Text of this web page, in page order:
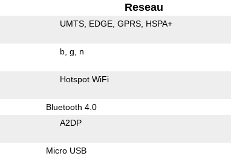
Reseau
UMTS EDGE GPRS HSPA+
b g n
Hotspot WiFi
Bluetooth 4.0
A2DP
Micro USB